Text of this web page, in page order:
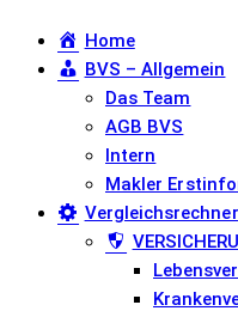
Home
BVS – Allgemein
Das Team
AGB BVS
Intern
Makler
Vergleichsrechner